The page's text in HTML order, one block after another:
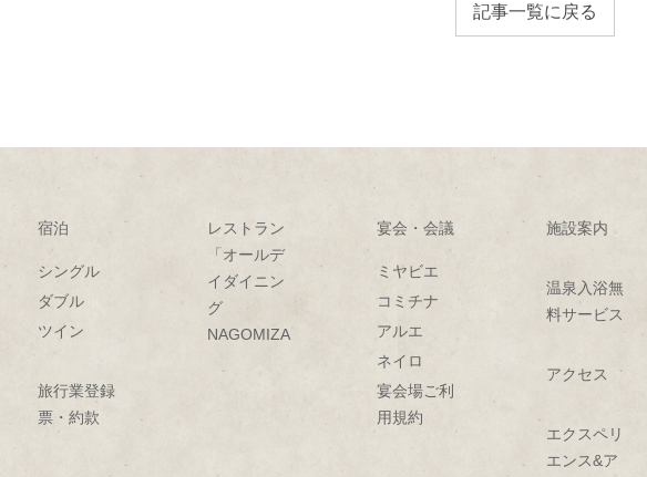
記事一覧に戻る
宿泊
シングル
ダブル
ツイン
旅行業登録
票・約款
レストラン
「オールデ
イダイニン
グ
NAGOMIZA」
宴会・会議
ミヤビエ
コミチナ
アルエ
ネイロ
宴会場ご利
用規約
施設案内
温泉入浴無
料サービス
アクセス
エクスペリ
エンス&ア